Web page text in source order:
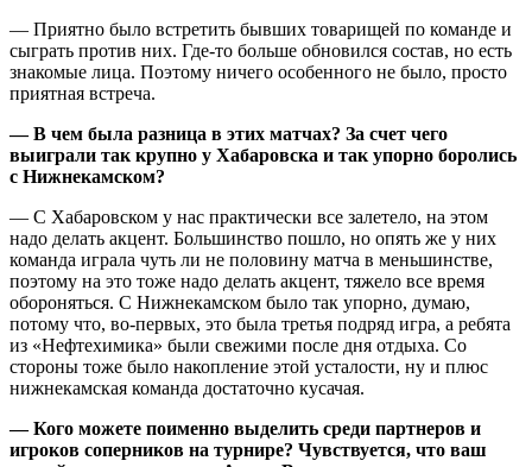
— Приятно было встретить бывших товарищей по команде и
сыграть против них. Где-то больше обновился состав, но есть
знакомые лица. Поэтому ничего особенного не было, просто
приятная встреча.
— В чем была разница в этих матчах? За счет чего
выиграли так крупно у Хабаровска и так упорно боролись
с Нижнекамском?
— С Хабаровском у нас практически все залетело, на этом
надо делать акцент. Большинство пошло, но опять же у них
команда играла чуть ли не половину матча в меньшинстве,
поэтому на это тоже надо делать акцент, тяжело все время
обороняться. С Нижнекамском было так упорно, думаю,
потому что, во-первых, это была третья подряд игра, а ребята
из «Нефтехимика» были свежими после дня отдыха. Со
стороны тоже было накопление этой усталости, ну и плюс
нижнекамская команда достаточно кусачая.
— Кого можете поименно выделить среди партнеров и
игроков соперников на турнире? Чувствуется, что ваш